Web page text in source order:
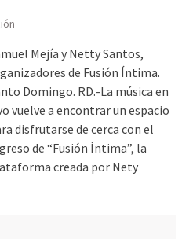
Mejía y Netty Santos,
de Fusión Íntima.
Domingo. RD.-La música en
vuelve a encontrar un espacio
disfrutarse de cerca con el
de “Fusión Íntima”, la
creada por Nety